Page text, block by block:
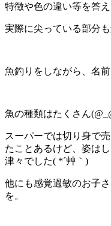
特徴や色の違い等を答え
実際に尖っている部分も
魚釣りをしながら、名
魚の種類はたくさん
スーパーでは切り身で
たことあるけど、姿は
津々でした( *´艸｀)
他にも感覚過敏のお子
を。